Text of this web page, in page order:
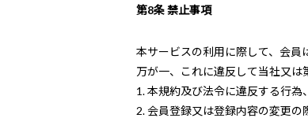
第8条 禁止事項
本サービスの利用に際して、会員
万が一、これに違反して当社又は
本規約及び法令に違反する行
会員登録又は登録内容の変更